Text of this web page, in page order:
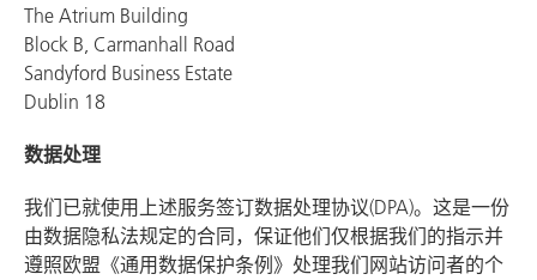
The Atrium Building
Block B, Carmanhall Road
Sandyford Business Estate
Dublin 18
数据处理
我们已就使用上述服务签订数据处理协议(DPA)。这是一份
由数据隐私法规定的合同，保证他们仅根据我们的指示并
遵照欧盟《通用数据保护条例》处理我们网站访问者的个